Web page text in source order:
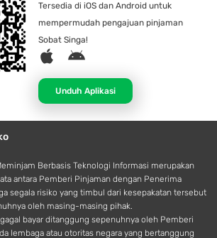
Tersedia di iOS dan Android untuk
mempermudah pengajuan pinjaman
Sobat Singa!
A
p
l
e
A
d
r
o
d
Unduh Aplikasi
Berbasis Teknologi Informasi merupakan
antara Pemberi Pinjaman dengan Penerima
segala risiko yang timbul dari kesepakatan tersebut
oleh masing-masing pihak.
bayar ditanggung sepenuhnya oleh Pemberi
lembaga atau otoritas negara yang bertanggung